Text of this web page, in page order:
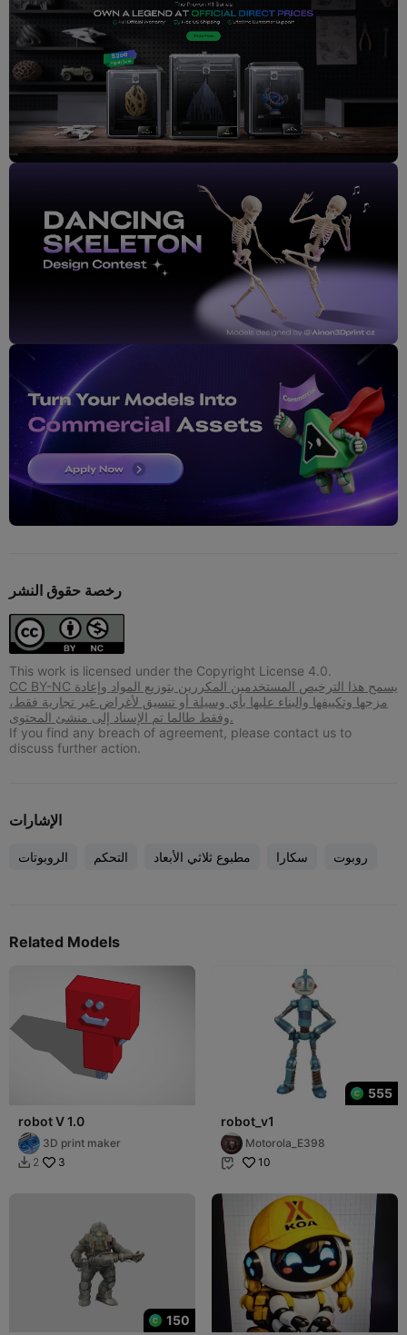
رخصة حقوق النشر
This work is licensed under the Copyright License 4.0.
CC BY-NC يسمح هذا الترخيص المستخدمين المكررين بتوزيع المواد وإعادة
مزجها وتكييفها والبناء عليها بأي وسيلة أو تنسيق لأغراض غير تجارية فقط،
وفقط طالما تم الإسناد إلى منشئ المحتوى.
If you find any breach of agreement, please contact us to
discuss further action.
الإشارات
الروبوتات التحكم مطبوع ثلاثي الأبعاد سكارا روبوت
Related Models
robot V 1.0
3D print maker
 2 3
555
robot_v1
Motorola_E398
 10
150